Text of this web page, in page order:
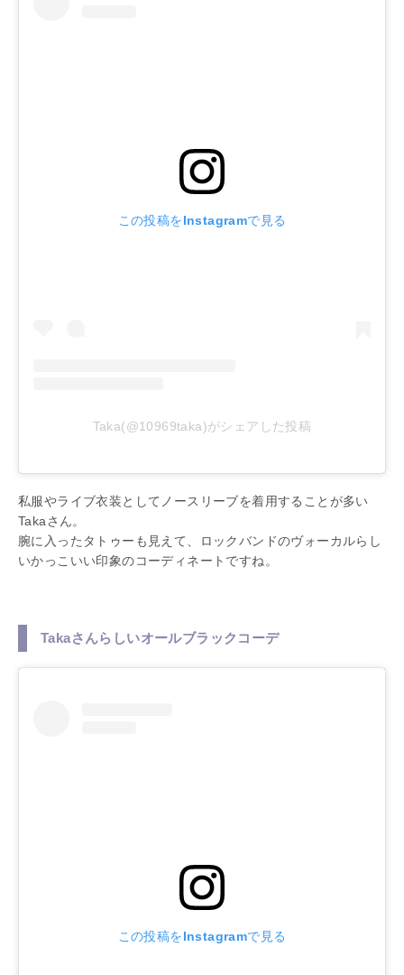
この投稿をInstagramで見る
Taka(@10969taka)がシェアした投稿
私服やライブ衣装としてノースリーブを着用することが多い
Takaさん。
腕に入ったタトゥーも見えて、ロックバンドのヴォーカルらし
いかっこいい印象のコーディネートですね。
Takaさんらしいオールブラックコーデ
この投稿をInstagramで見る